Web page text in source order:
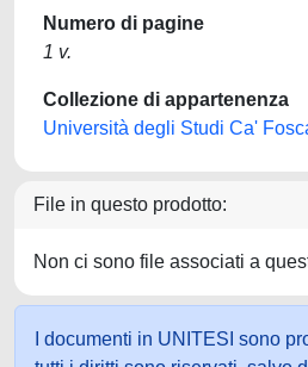
Numero di pagine
1 v.
Collezione di appartenenza
Università degli Studi Ca'
File in questo prodotto:
Non ci sono file associati a
I documenti in UNITESI sono